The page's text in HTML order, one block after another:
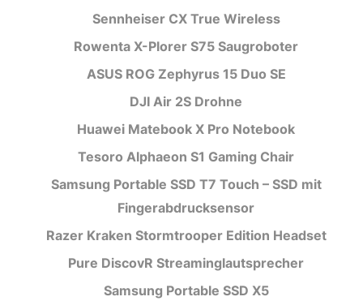
Sennheiser CX True Wireless
Rowenta X-Plorer S75 Saugroboter
ASUS ROG Zephyrus 15 Duo SE
DJI Air 2S Drohne
Huawei Matebook X Pro Notebook
Tesoro Alphaeon S1 Gaming Chair
Samsung Portable SSD T7 Touch – SSD mit
Fingerabdrucksensor
Razer Kraken Stormtrooper Edition Headset
Pure DiscovR Streaminglautsprecher
Samsung Portable SSD X5